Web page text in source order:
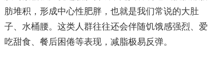
肪堆积，形成中心性肥胖，也就是我们常说的大肚
子、水桶腰。这类人群往往还会伴随饥饿感强烈、爱
吃甜食、餐后困倦等表现，减脂极易反弹。